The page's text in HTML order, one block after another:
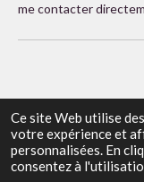
Ce site Web utilise
votre expérience et
personnalisées. En
consentez à
me contacter
© 2025 N. Landry-